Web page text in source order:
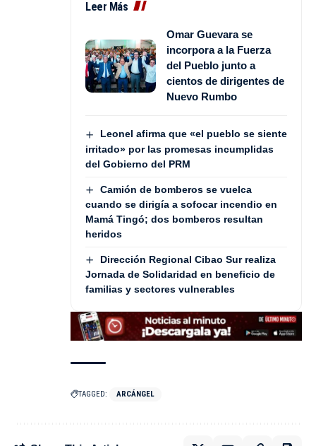
Leer Más
Omar Guevara se
incorpora a la Fuerza
del Pueblo junto a
cientos de dirigentes de
Nuevo Rumbo
Leonel afirma que «el pueblo se siente
irritado» por las promesas incumplidas
del Gobierno del PRM
Camión de bomberos se vuelca
cuando se dirigía a sofocar incendio en
Mamá Tingó; dos bomberos resultan
heridos
Dirección Regional Cibao Sur realiza
Jornada de Solidaridad en beneficio de
familias y sectores vulnerables
TAGGED: ARCÁNGEL